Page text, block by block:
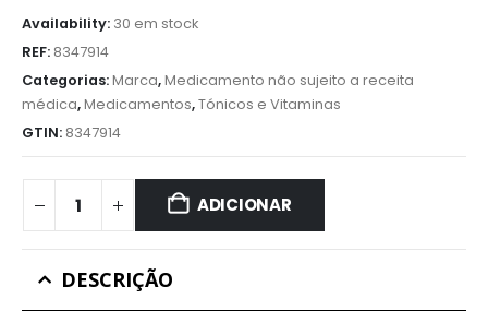
Availability: 30 em stock
REF: 8347914
Categorias:Marca,Medicamento não sujeito a receita
médica,Medicamentos,Tónicos e Vitaminas
GTIN: 8347914
ADICIONAR
DESCRIÇÃO